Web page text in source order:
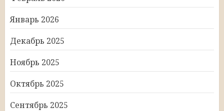
Январь 2026
Декабрь 2025
Ноябрь 2025
Октябрь 2025
Сентябрь 2025